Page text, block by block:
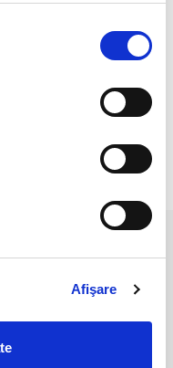
Afişare
profesionist sub